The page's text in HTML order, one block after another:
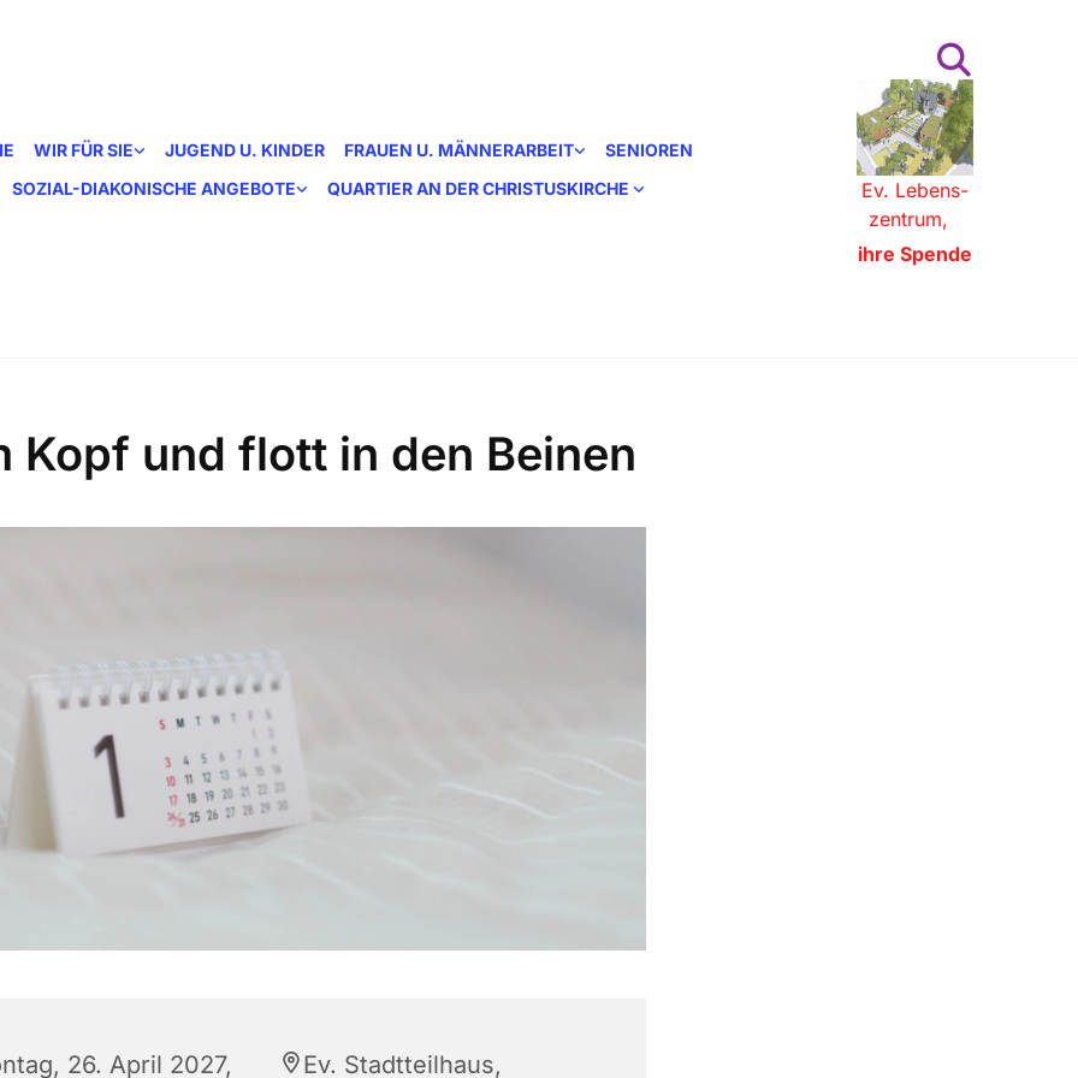
WIR FÜR SIE JUGEND U. KINDER FRAUEN U. MÄNNERARBEIT
SENIOREN
SOZIAL-DIAKONISCHE ANGEBOTE
QUARTIER AN DER CHRISTUSKIRCHE
Ev. Lebens-
zentrum,
ihre Spende
Kopf und flott in den Beinen
26. April 2027, Ev. Stadtteilhaus,